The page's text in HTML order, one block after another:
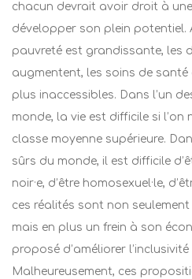
chacun devrait avoir droit à
développer son plein potentiel.
pauvreté est grandissante, les
augmentent, les soins de santé
plus inaccessibles. Dans l’un
monde, la vie est difficile si
classe moyenne supérieure.
sûrs du monde, il est difficile
noir·e, d’être homosexuel·le,
ces réalités sont non
mais en plus un frein à son
proposé d’améliorer
Malheureusement, ces